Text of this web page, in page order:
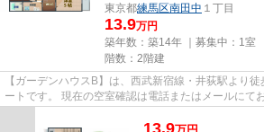
東京都練馬区南田中 １丁目
13.9万円
築年数：築14年 ｜募集中： 1室
階数：2階建
【ガーデンハウスB】は、西武新宿線・井荻駅より
ートです。 現在の空室確認は電話またはメールにてお問い合わせください。 退去
13.9